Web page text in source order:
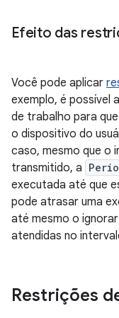
Efeito das
Você pode aplicar
exemplo, é possível
de trabalho para
o dispositivo do
caso, mesmo que o
transmitido, a
executada até que
pode atrasar uma
até mesmo o
atendidas no
Restrições